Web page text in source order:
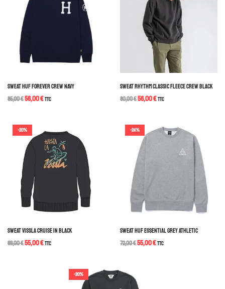
SWEAT HUF FOREVER CREW NAVY
85,00€56,00€TTC
SWEAT RHYTHM CLASSIC FLEECE CREW BLACK
80,00€56,00€TTC
-20%
SWEAT VISSLA CRUISE IN BLACK
69,00€55,00€TTC
-24%
SWEAT HUF ESSENTIAL GREY ATHLETIC
72,00€55,00€TTC
-20%